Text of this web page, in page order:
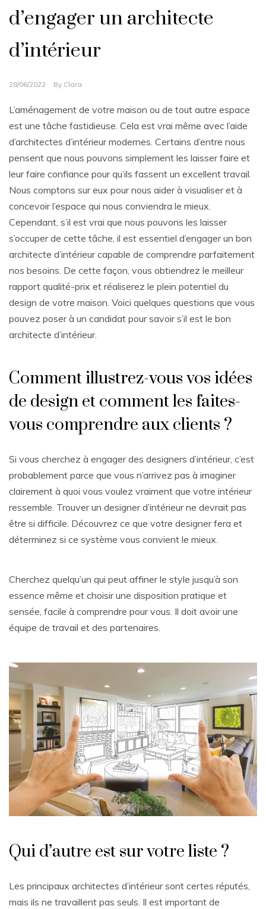
d’engager un architecte
d’intérieur
28/06/2022 By Clara
L’aménagement de votre maison ou de tout autre espace
est une tâche fastidieuse. Cela est vrai même avec l’aide
d’architectes d’intérieur modernes. Certains d’entre nous
pensent que nous pouvons simplement les laisser faire et
leur faire confiance pour qu’ils fassent un excellent travail.
Nous comptons sur eux pour nous aider à visualiser et à
concevoir l’espace qui nous conviendra le mieux.
Cependant, s’il est vrai que nous pouvons les laisser
s’occuper de cette tâche, il est essentiel d’engager un bon
architecte d’intérieur capable de comprendre parfaitement
nos besoins. De cette façon, vous obtiendrez le meilleur
rapport qualité-prix et réaliserez le plein potentiel du
design de votre maison. Voici quelques questions que vous
pouvez poser à un candidat pour savoir s’il est le bon
architecte d’intérieur.
Comment illustrez-vous vos idées
de design et comment les faites-
vous comprendre aux clients ?
Si vous cherchez à engager des designers d’intérieur, c’est
probablement parce que vous n’arrivez pas à imaginer
clairement à quoi vous voulez vraiment que votre intérieur
ressemble. Trouver un designer d’intérieur ne devrait pas
être si difficile. Découvrez ce que votre designer fera et
déterminez si ce système vous convient le mieux.
Cherchez quelqu’un qui peut affiner le style jusqu’à son
essence même et choisir une disposition pratique et
sensée, facile à comprendre pour vous. Il doit avoir une
équipe de travail et des partenaires.
Qui d’autre est sur votre liste ?
Les principaux architectes d’intérieur sont certes réputés,
mais ils ne travaillent pas seuls. Il est important de